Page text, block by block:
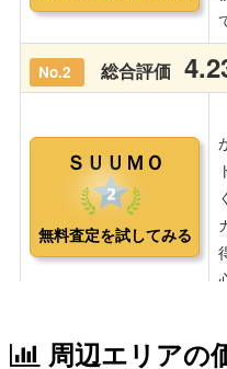
周辺エリアの